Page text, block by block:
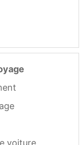
voiture